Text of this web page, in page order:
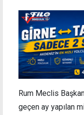
Rum Meclis
geçen ay yapılan